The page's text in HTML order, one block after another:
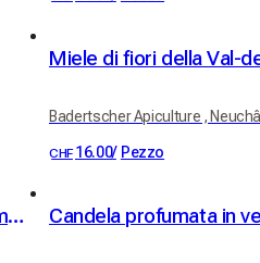
Miele di fiori della Val-
Badertscher Apiculture ,
CHF 16.00/ Pezzo
Candela profumata in vaso di ceramica – Profumo Luna di Miele